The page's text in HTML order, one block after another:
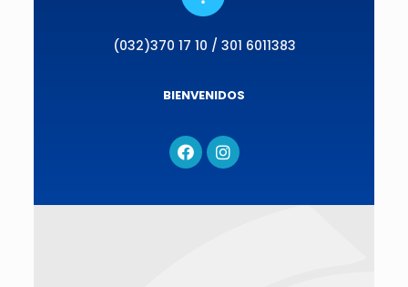
(032)370 17 10 / 301 6011383
BIENVENIDOS